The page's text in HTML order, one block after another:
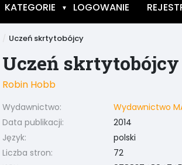
KATEGORIE ▼ LOGOWANIE
Uczeń skrtytobójcy
Uczeń skrtytobójcy
Robin Hobb
Wydawnictwo:
Wydawnictwo
Data publikacji:
2014
Język:
polski
Liczba stron:
72